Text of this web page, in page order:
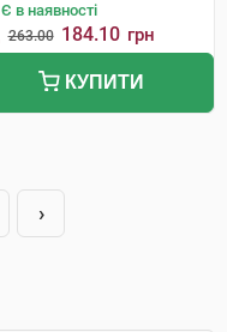
Є в наявності
263.00 184.10 грн
КУПИТИ
›